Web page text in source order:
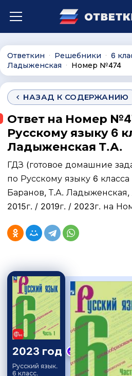
Ответкин ∙ Решебники ∙ 6
Ладыженская ∙ Номер №474
НАЗАД К СОДЕРЖАНИЮ
Ответ на Номер
Русскому языку 6
Ладыженская Т.А.
ГДЗ (готовое домашние
по Русскому языку 6
Баранов, Т.А. Ладыженская,
2015г. / 2019г. / 2023г. на
2023 год
Русский язык.
6 класс.